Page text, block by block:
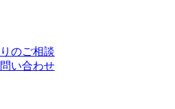
のご相談
い合わせ